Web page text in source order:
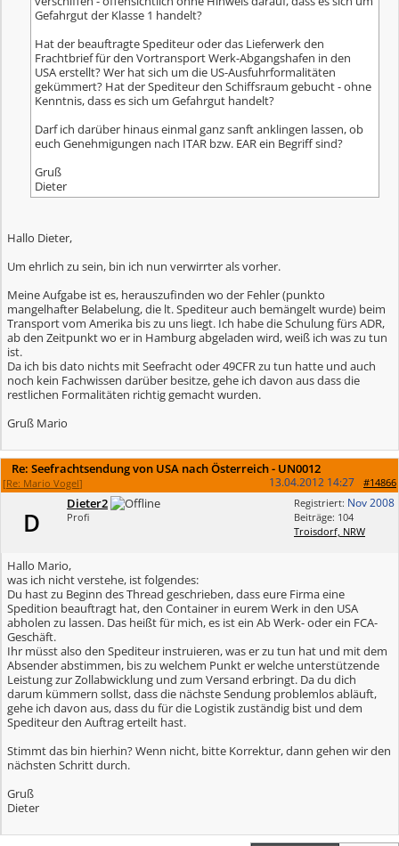
Gefahrgut der Klasse 1 handelt?
Hat der beauftragte Spediteur oder das Lieferwerk den
Frachtbrief für den Vortransport Werk-Abgangshafen in den
USA erstellt? Wer hat sich um die US-Ausfuhrformalitäten
gekümmert? Hat der Spediteur den Schiffsraum gebucht - ohne
Kenntnis, dass es sich um Gefahrgut handelt?
Darf ich darüber hinaus einmal ganz sanft anklingen lassen, ob
euch Genehmigungen nach ITAR bzw. EAR ein Begriff sind?
Gruß
Dieter
Hallo Dieter,
Um ehrlich zu sein, bin ich nun verwirrter als vorher.
Meine Aufgabe ist es, herauszufinden wo der Fehler (punkto
mangelhafter Belabelung, die lt. Spediteur auch bemängelt wurde) beim
Transport vom Amerika bis zu uns liegt. Ich habe die Schulung fürs ADR,
ab den Zeitpunkt wo er in Hamburg abgeladen wird, weiß ich was zu tun
ist.
Da ich bis dato nichts mit Seefracht oder 49CFR zu tun hatte und auch
noch kein Fachwissen darüber besitze, gehe ich davon aus dass die
restlichen Formalitäten richtig gemacht wurden.
Gruß Mario
Re: Seefrachtsendung von USA nach Österreich - UN0012
[Re: Mario Vogel] #14866
13.04.2012 14:27
Registriert: Nov 2008
Beiträge: 104
Troisdorf, NRW
D
Dieter2
Profi
Hallo Mario,
was ich nicht verstehe, ist folgendes:
Du hast zu Beginn des Thread geschrieben, dass eure Firma eine
Spedition beauftragt hat, den Container in eurem Werk in den USA
abholen zu lassen. Das heißt für mich, es ist ein Ab Werk- oder ein FCA-
Geschäft.
Ihr müsst also den Spediteur instruieren, was er zu tun hat und mit dem
Absender abstimmen, bis zu welchem Punkt er welche unterstützende
Leistung zur Zollabwicklung und zum Versand erbringt. Da du dich
darum kümmern sollst, dass die nächste Sendung problemlos abläuft,
gehe ich davon aus, dass du für die Logistik zuständig bist und dem
Spediteur den Auftrag erteilt hast.
Stimmt das bin hierhin? Wenn nicht, bitte Korrektur, dann gehen wir den
nächsten Schritt durch.
Gruß
Dieter